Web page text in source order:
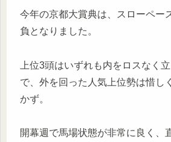
今年の京都大賞典は、スローペー
負となりました。
上位3頭はいずれも内をロスなく
で、外を回った人気上位勢は惜し
かず。
開幕週で馬場状態が非常に良く、